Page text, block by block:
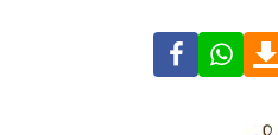
Facebook